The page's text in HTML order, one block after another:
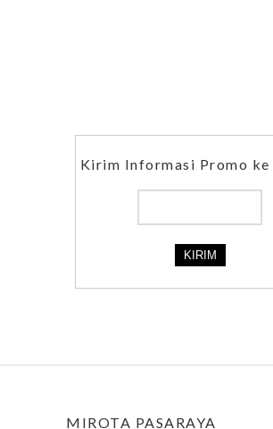
Kirim Informasi Promo ke
MIROTA PASARAYA